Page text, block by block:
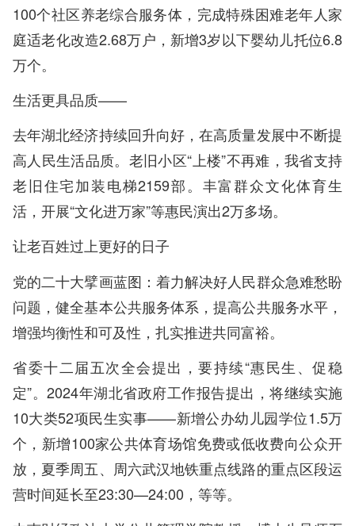
100个社区养老综合服务体，完成特殊困难老年人家
庭适老化改造2.68万户，新增3岁以下婴幼儿托位6.8
万个。
生活更具品质——
去年湖北经济持续回升向好，在高质量发展中不断提
高人民生活品质。老旧小区“上楼”不再难，我省支持
老旧住宅加装电梯2159部。丰富群众文化体育生
活，开展“文化进万家”等惠民演出2万多场。
让老百姓过上更好的日子
党的二十大擘画蓝图：着力解决好人民群众急难愁盼
问题，健全基本公共服务体系，提高公共服务水平，
增强均衡性和可及性，扎实推进共同富裕。
省委十二届五次全会提出，要持续“惠民生、促稳
定”。2024年湖北省政府工作报告提出，将继续实施
10大类52项民生实事——新增公办幼儿园学位1.5万
个，新增100家公共体育场馆免费或低收费向公众开
放，夏季周五、周六武汉地铁重点线路的重点区段运
营时间延长至23:30—24:00，等等。